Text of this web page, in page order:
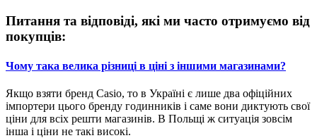
Питання та відповіді, які ми часто отримуємо від
покупців:
Чому така велика різниці в ціні з іншими магазинами?
Якщо взяти бренд Casio, то в Україні є лише два офіційних
імпортери цього бренду годинників і саме вони диктують свої
ціни для всіх решти магазинів. В Польщі ж ситуація зовсім
інша і ціни не такі високі.